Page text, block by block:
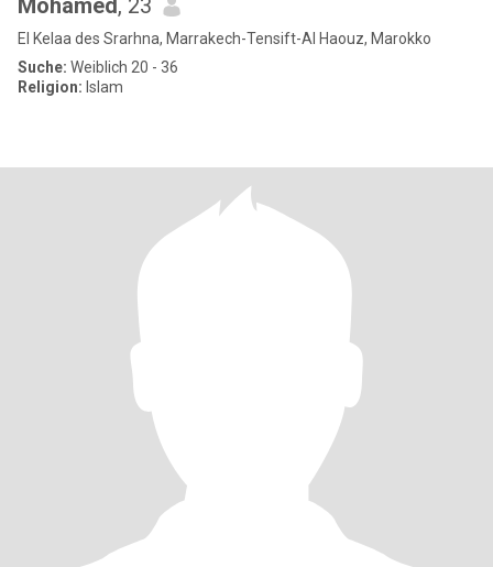
Mohamed, 23
El Kelaa des Srarhna, Marrakech-Tensift-Al Haouz, Marokko
Suche: Weiblich 20 - 36
Religion: Islam